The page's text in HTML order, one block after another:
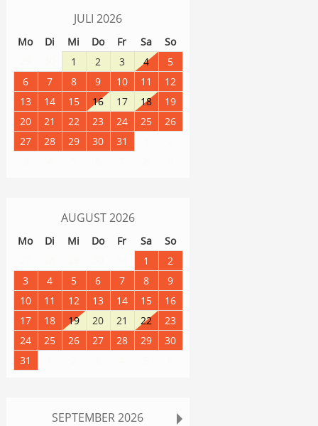
JULI 2026
Mo Di Mi Do Fr Sa
So
1 2 3 4
5
6
7 8 9 10 11
12
13
14 15 16 17 18
19
20
21 22 23 24 25
26
27
28 29 30 31
AUGUST2026
Mo Di Mi Do Fr Sa
So
1
2
3
4 5 6 7 8
9
10
11 12 13 14 15
16
17
18 19 20 21 22
23
24
25 26 27 28 29
30
31
SEPTEMBER 2026